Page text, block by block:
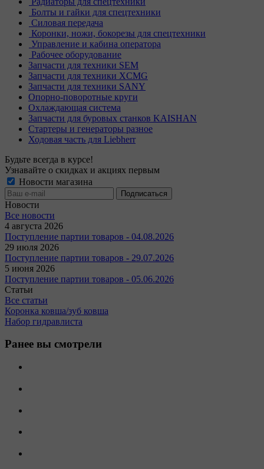
Болты и гайки для спецтехники
Силовая передача
Коронки, ножи, бокорезы для спецтехники
Управление и кабина оператора
Рабочее оборудование
Запчасти для техники SEM
Запчасти для техники XCMG
Запчасти для техники SANY
Опорно-поворотные круги
Охлаждающая система
Запчасти для буровых станков KAISHAN
Стартеры и генераторы разное
Ходовая часть для Liebherr
Будьте всегда в курсе!
Узнавайте о скидках и акциях первым
Новости магазина
Новости
Все новости
4 августа 2026
Поступление партии товаров - 04.08.2026
29 июля 2026
Поступление партии товаров - 29.07.2026
5 июня 2026
Поступление партии товаров - 05.06.2026
Статьи
Все статьи
Коронка ковша/зуб ковша
Набор гидравлиста
Ранее вы смотрели